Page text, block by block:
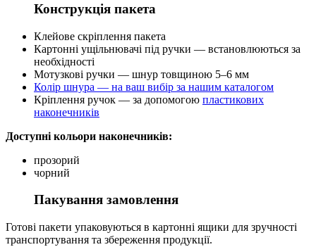
Конструкція пакета
Клейове скріплення пакета
Картонні ущільнювачі під ручки — встановлюються за
необхідності
Мотузкові ручки — шнур товщиною 5–6 мм
Колір шнура — на ваш вибір за нашим каталогом
Кріплення ручок — за допомогою пластикових
наконечників
Доступні кольори наконечників:
прозорий
чорний
Пакування замовлення
Готові пакети упаковуються в картонні ящики для зручності
транспортування та збереження продукції.